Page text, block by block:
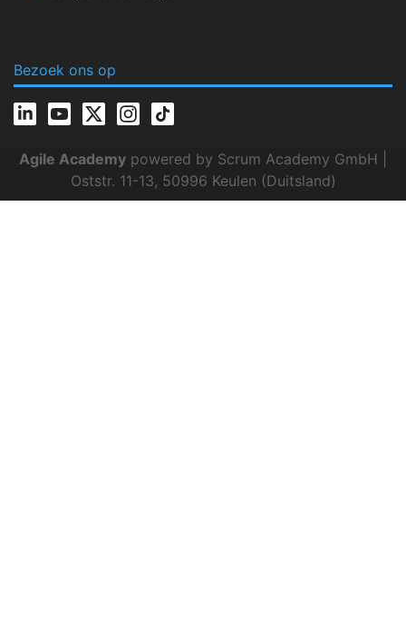
Bezoek ons op
Agile Academy powered by Scrum Academy GmbH |
Oststr. 11-13, 50996 Keulen (Duitsland)